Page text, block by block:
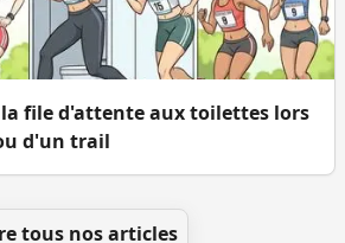
file d'attente aux toilettes lors
d'un trail
tous nos articles